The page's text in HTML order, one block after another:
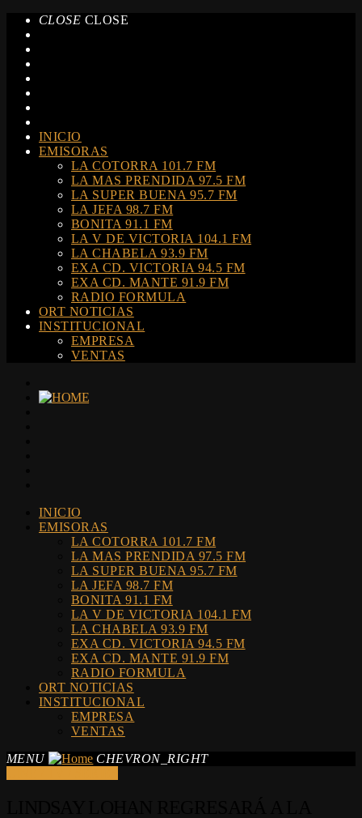
CLOSE CLOSE
INICIO
EMISORAS
LA COTORRA 101.7 FM
LA MAS PRENDIDA 97.5 FM
LA SUPER BUENA 95.7 FM
LA JEFA 98.7 FM
BONITA 91.1 FM
LA V DE VICTORIA 104.1 FM
LA CHABELA 93.9 FM
EXA CD. VICTORIA 94.5 FM
EXA CD. MANTE 91.9 FM
RADIO FORMULA
ORT NOTICIAS
INSTITUCIONAL
EMPRESA
VENTAS
INICIO
EMISORAS
LA COTORRA 101.7 FM
LA MAS PRENDIDA 97.5 FM
LA SUPER BUENA 95.7 FM
LA JEFA 98.7 FM
BONITA 91.1 FM
LA V DE VICTORIA 104.1 FM
LA CHABELA 93.9 FM
EXA CD. VICTORIA 94.5 FM
EXA CD. MANTE 91.9 FM
RADIO FORMULA
ORT NOTICIAS
INSTITUCIONAL
EMPRESA
VENTAS
MENU
CHEVRON_RIGHT